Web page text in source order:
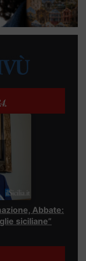
Abbate:
siciliane”